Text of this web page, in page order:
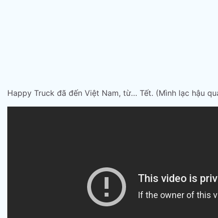
Happy Truck đã đến Việt Nam, từ… Tết. (Mình lạc hậu